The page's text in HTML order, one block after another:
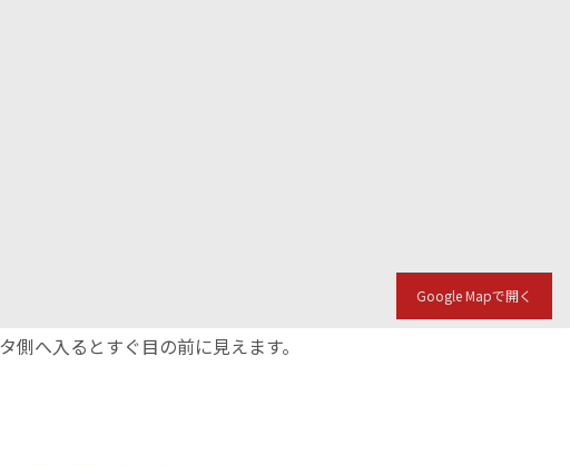
Google Mapで開く
へ入るとすぐ目の前に見えます。